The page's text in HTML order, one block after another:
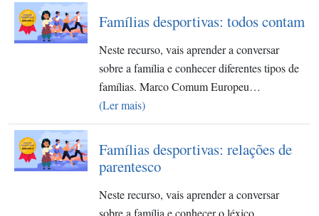
Famílias desportivas: todos contam
Neste recurso, vais aprender a conversar
sobre a família e conhecer diferentes tipos de
famílias. Marco Comum Europeu…
(Ler mais)
Famílias desportivas: relações de
parentesco
Neste recurso, vais aprender a conversar
sobre a família e conhecer o léxico